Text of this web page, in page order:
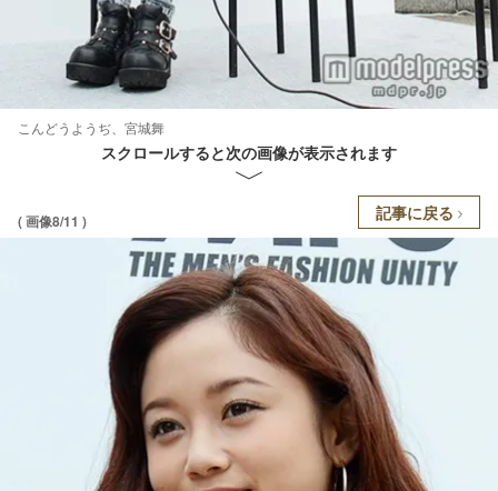
こんどうようぢ、宮城舞
スクロールすると次の画像が表示されます
( 画像8/11 ) 記事に戻る